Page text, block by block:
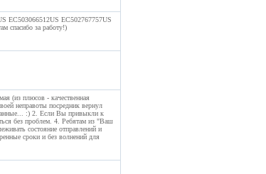
EC503066512US EC502767757US
спасибо за работу!)
(из плюсов - качественная
неправоты посредник вернул
:) 2. Если Вы привыкли к
без проблем. 4. Ребятам из "Ваш
состояние отправлений и
сроки и без волнений для